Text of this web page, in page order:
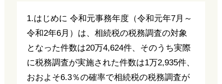
1.はじめに 令和元事務年度（令和元年7月～
令和2年6月）は、相続税の税務調査の対象
となった件数は20万4,624件、そのうち実際
に税務調査が実施された件数は1万2,935件、
おおよそ6.3％の確率で相続税の税務調査が